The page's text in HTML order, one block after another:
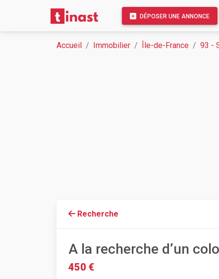
DÉPOSER UNE ANNONCE
Accueil Immobilier Île-de-France 93 -
Recherche
A la recherche d’un
450 €